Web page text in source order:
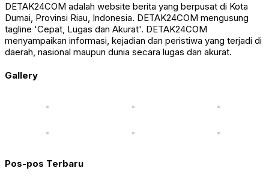
DETAK24COM adalah website berita yang berpusat di Kota
Dumai, Provinsi Riau, Indonesia. DETAK24COM mengusung
tagline 'Cepat, Lugas dan Akurat'. DETAK24COM
menyampaikan informasi, kejadian dan peristiwa yang terjadi di
daerah, nasional maupun dunia secara lugas dan akurat.
Gallery
Pos-pos Terbaru